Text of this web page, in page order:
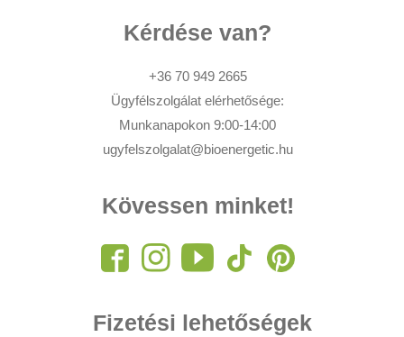
Kérdése van?
+36 70 949 2665
Ügyfélszolgálat elérhetősége:
Munkanapokon 9:00-14:00
ugyfelszolgalat@bioenergetic.hu
Kövessen minket!
Fizetési lehetőségek